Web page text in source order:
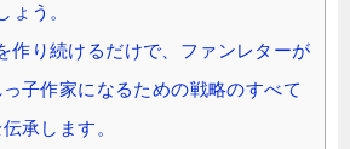
ょう。
作り続けるだけで、ファンレターが
子作家になるための戦略のすべて
承します。